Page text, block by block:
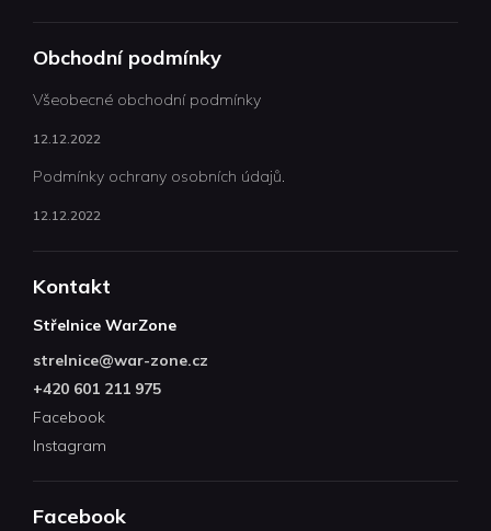
Obchodní podmínky
Všeobecné obchodní podmínky
12.12.2022
Podmínky ochrany osobních údajů.
12.12.2022
Kontakt
Střelnice WarZone
strelnice@war-zone.cz
+420 601 211 975
Facebook
Instagram
Facebook